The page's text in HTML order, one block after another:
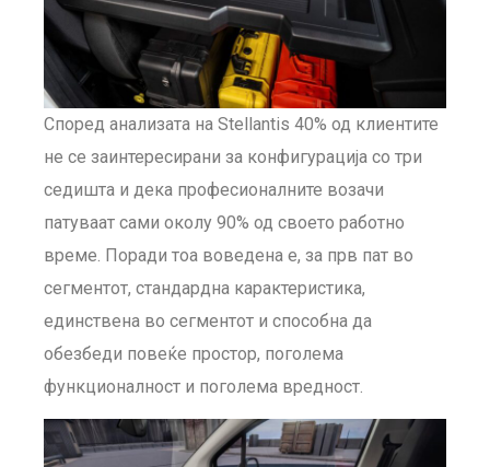
Според анализата на Stellantis 40% од клиентите
не се заинтересирани за конфигурација со три
седишта и дека професионалните возачи
патуваат сами околу 90% од своето работно
време. Поради тоа воведена е, за прв пат во
сегментот, стандардна карактеристика,
единствена во сегментот и способна да
обезбеди повеќе простор, поголема
функционалност и поголема вредност.